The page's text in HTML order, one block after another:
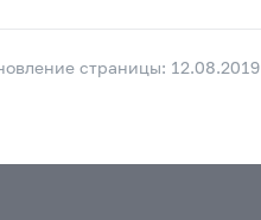
страницы: 12.08.2019